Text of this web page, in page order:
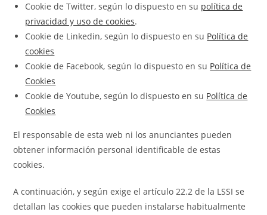
Cookie de Twitter, según lo dispuesto en su política de
privacidad y uso de cookies.
Cookie de Linkedin, según lo dispuesto en su Política de
cookies
Cookie de Facebook, según lo dispuesto en su Política de
Cookies
Cookie de Youtube, según lo dispuesto en su Política de
Cookies
El responsable de esta web ni los anunciantes pueden
obtener información personal identificable de estas
cookies.
A continuación, y según exige el artículo 22.2 de la LSSI se
detallan las cookies que pueden instalarse habitualmente